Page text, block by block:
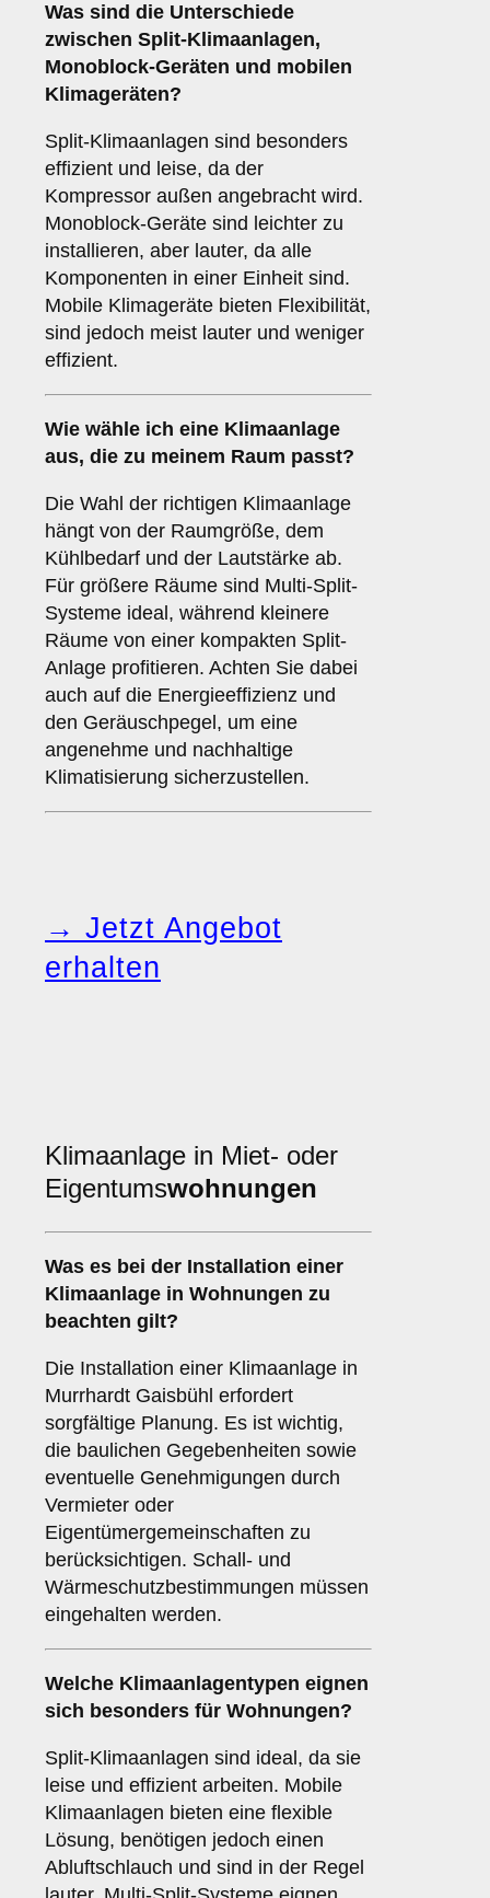
Was sind die Unterschiede
zwischen Split-Klimaanlagen,
Monoblock-Geräten und mobilen
Klimageräten?
Split-Klimaanlagen sind besonders
effizient und leise, da der
Kompressor außen angebracht wird.
Monoblock-Geräte sind leichter zu
installieren, aber lauter, da alle
Komponenten in einer Einheit sind.
Mobile Klimageräte bieten Flexibilität,
sind jedoch meist lauter und weniger
effizient.
Wie wähle ich eine Klimaanlage
aus, die zu meinem Raum passt?
Die Wahl der richtigen Klimaanlage
hängt von der Raumgröße, dem
Kühlbedarf und der Lautstärke ab.
Für größere Räume sind Multi-Split-
Systeme ideal, während kleinere
Räume von einer kompakten Split-
Anlage profitieren. Achten Sie dabei
auch auf die Energieeffizienz und
den Geräuschpegel, um eine
angenehme und nachhaltige
Klimatisierung sicherzustellen.
→ Jetzt Angebot
erhalten
Klimaanlage in Miet- oder
Eigentumswohnungen
Was es bei der Installation einer
Klimaanlage in Wohnungen zu
beachten gilt?
Die Installation einer Klimaanlage in
Murrhardt Gaisbühl erfordert
sorgfältige Planung. Es ist wichtig,
die baulichen Gegebenheiten sowie
eventuelle Genehmigungen durch
Vermieter oder
Eigentümergemeinschaften zu
berücksichtigen. Schall- und
Wärmeschutzbestimmungen müssen
eingehalten werden.
Welche Klimaanlagentypen eignen
sich besonders für Wohnungen?
Split-Klimaanlagen sind ideal, da sie
leise und effizient arbeiten. Mobile
Klimaanlagen bieten eine flexible
Lösung, benötigen jedoch einen
Abluftschlauch und sind in der Regel